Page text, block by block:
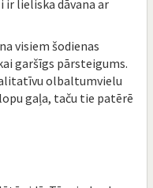
ir lieliska dāvana ar
visiem šodienas
garšīgs pārsteigums.
olbaltumvielu
gaļa, taču tie patērē